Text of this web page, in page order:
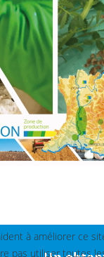
à améliorer ce
pas utiliser toutes